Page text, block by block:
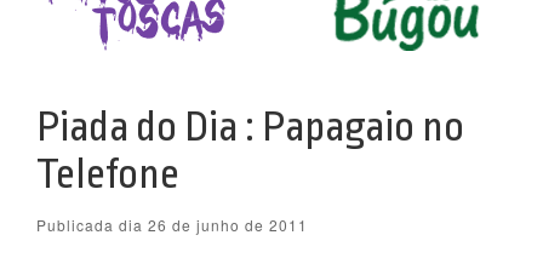
Piada do Dia : Papagaio no
Telefone
Publicada dia 26 de junho de 2011